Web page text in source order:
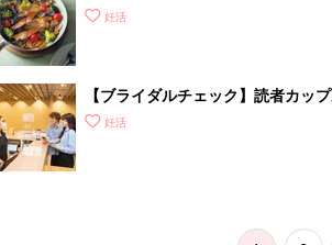
妊活
【ブライダルチェック】読者カッ
がわかるの？
妊活